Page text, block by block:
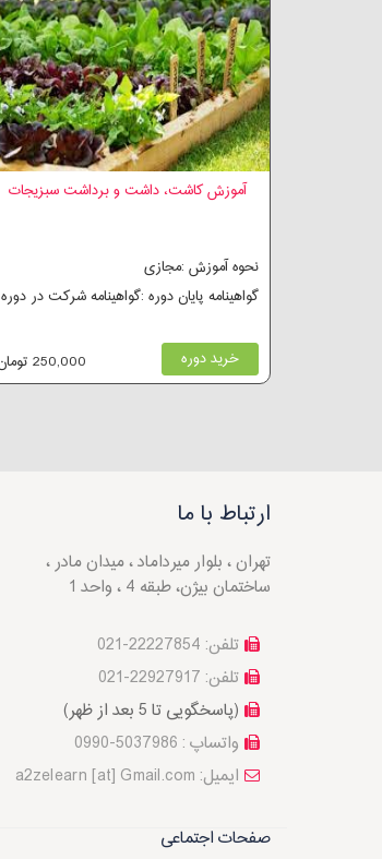
آموزش کاشت، داشت و برداشت سبزیجات
نحوه آموزش :مجازی
گواهینامه پایان دوره :گواهینامه شرکت در دوره
خرید دوره 250,000 تومان
ارتباط با ما
تهران ، بلوار میرداماد ، میدان مادر ،
ساختمان بیژن، طبقه 4 ، واحد 1
تلفن: 22227854-021
تلفن: 22927917-021
(پاسخگویی تا 5 بعد از ظهر)
واتساپ : 5037986-0990
a2zelearn [at] Gmail.com :ایمیل
صفحات اجتماعی